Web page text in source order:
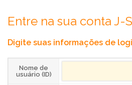
Entre na sua conta
Digite suas informações de
Nome de
usuário (ID)